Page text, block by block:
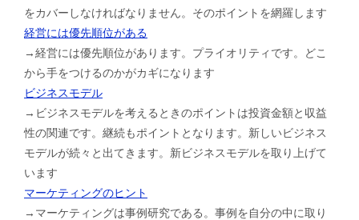
をカバーしなければなりません。そのポイントを網羅します
経営には優先順位がある
→経営には優先順位があります。プライオリティです。どこ
から手をつけるのかがカギになります
ビジネスモデル
→ビジネスモデルを考えるときのポイントは投資金額と収益
性の関連です。継続もポイントとなります。新しいビジネス
モデルが続々と出てきます。新ビジネスモデルを取り上げて
います
マーケティングのヒント
→マーケティングは事例研究である。事例を自分の中に取り